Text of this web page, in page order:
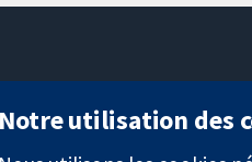
Notre utilisation des